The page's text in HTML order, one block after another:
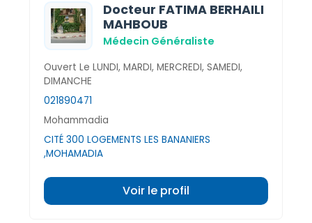
Docteur FATIMA BERHAILI
MAHBOUB
Médecin Généraliste
Ouvert Le LUNDI, MARDI, MERCREDI, SAMEDI,
DIMANCHE
021890471
Mohammadia
CITÉ 300 LOGEMENTS LES BANANIERS
,MOHAMADIA
Voir le profil